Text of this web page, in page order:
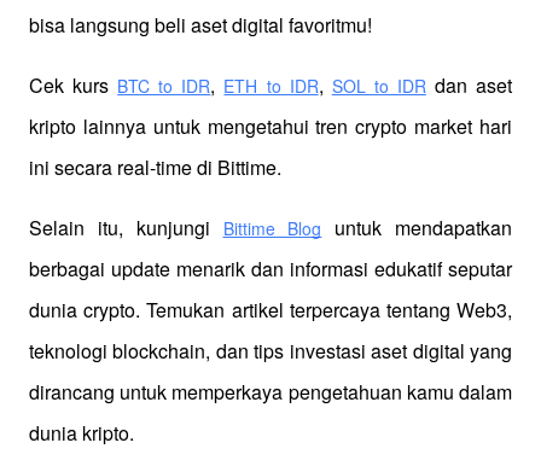
bisa langsung beli aset digital favoritmu!
Cek kurs BTC to IDR, ETH to IDR, SOL to IDR dan aset
kripto lainnya untuk mengetahui tren crypto market hari
ini secara real-time di Bittime.
Selain itu, kunjungi Bittime Blog
untuk mendapatkan
berbagai update menarik dan informasi edukatif seputar
dunia crypto. Temukan artikel terpercaya tentang Web3,
teknologi blockchain, dan tips investasi aset digital yang
dirancang untuk memperkaya pengetahuan kamu dalam
dunia kripto.